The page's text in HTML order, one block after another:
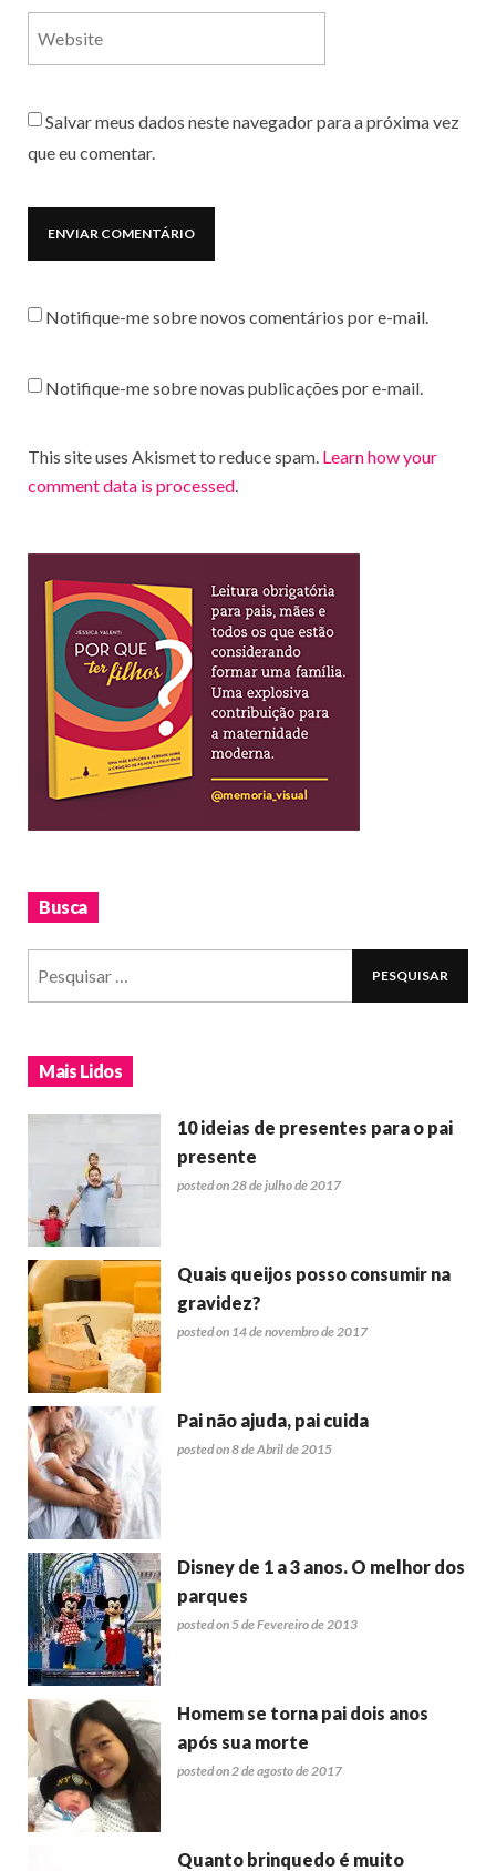
Salvar meus dados neste navegador para a próxima vez
que eu comentar.
Notifique-me sobre novos comentários por e-mail.
Notifique-me sobre novas publicações por e-mail.
This site uses Akismet to reduce spam. Learn how your
comment data is processed.
Busca
Mais Lidos
10 ideias de presentes para o pai
presente
posted on 28 de julho de 2017
Quais queijos posso consumir na
gravidez?
posted on 14 de novembro de 2017
Pai não ajuda, pai cuida
posted on 8 de Abril de 2015
Disney de 1 a 3 anos. O melhor dos
parques
posted on 5 de Fevereiro de 2013
Homem se torna pai dois anos
após sua morte
posted on 2 de agosto de 2017
Quanto brinquedo é muito